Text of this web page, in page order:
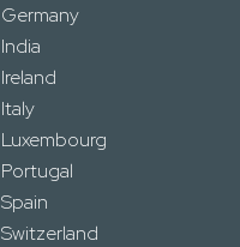
Germany
India
Ireland
Italy
Luxembourg
Portugal
Spain
Switzerland